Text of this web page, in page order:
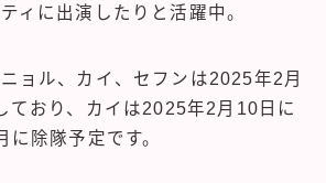
ィに出演したりと活躍中。
ョル、カイ、セフンは2025年2月
ており、カイは2025年2月10日に
に除隊予定です。